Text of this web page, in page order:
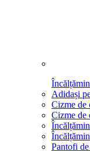
Adidași
Cizme de
Cizme de
Pantofi